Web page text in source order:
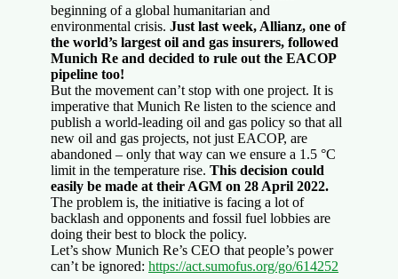
beginning of a global humanitarian and
environmental crisis. Just last week, Allianz, one of
the world’s largest oil and gas insurers, followed
Munich Re and decided to rule out the EACOP
pipeline too!
But the movement can’t stop with one project. It is
imperative that Munich Re listen to the science and
publish a world-leading oil and gas policy so that all
new oil and gas projects, not just EACOP, are
abandoned – only that way can we ensure a 1.5 °C
limit in the temperature rise. This decision could
easily be made at their AGM on 28 April 2022.
The problem is, the initiative is facing a lot of
backlash and opponents and fossil fuel lobbies are
doing their best to block the policy.
Let’s show Munich Re’s CEO that people’s power
can’t be ignored: https://act.sumofus.org/go/614252